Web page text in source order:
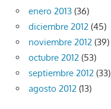
enero 2013 (36)
diciembre 2012 (45)
noviembre 2012 (39)
octubre 2012 (53)
septiembre 2012 (33)
agosto 2012 (13)